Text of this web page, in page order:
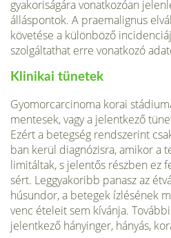
gyakoriságára vonatkozóan
álláspontok. A praemalignus
követése a különböző
szolgáltathat erre vonatkozó
Klinikai tünetek
Gyomorcarcinoma korai
mentesek, vagy a jelentkező
Ezért a betegség rendszerint
ban kerül diagnózisra, amikor a
limitáltak, s jelentős részben ez
sért. Leggyakoribb panasz az
húsundor, a betegek ízlésének
venc ételeit sem kívánja.
jelentkező hányinger, hányás,